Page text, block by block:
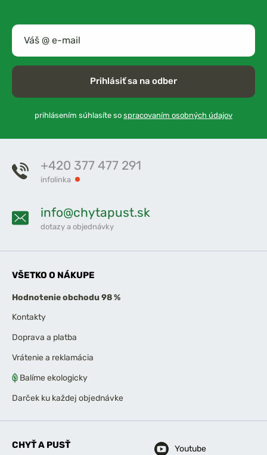
Prihlásiť sa na odber
prihlásením súhlasíte so spracovaním osobných údajov
+420 377 477 291
infolinka
info@chytapust.sk
dotazy a objednávky
VŠETKO O NÁKUPE
Hodnotenie obchodu 98 %
Kontakty
Doprava a platba
Vrátenie a reklamácia
Balíme ekologicky
Darček ku každej objednávke
CHYŤ A PUSŤ
Youtube